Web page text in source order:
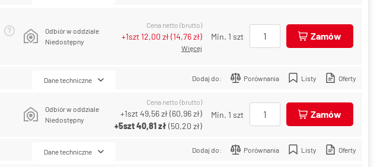
Odbiór w oddziale
Niedostępny
Cena netto (brutto)
+1szt12,00 zł(14,76 zł)
Więcej
Min. 1 szt Zamów
Dodaj do: Porównania Listy Oferty
Dane techniczne
Odbiór w oddziale
Niedostępny
Cena netto (brutto)
+1szt49,56 zł(60,96 zł)
+5szt40,81 zł(50,20 zł)
Min. 1 szt Zamów
Dodaj do: Porównania Listy Oferty
Dane techniczne